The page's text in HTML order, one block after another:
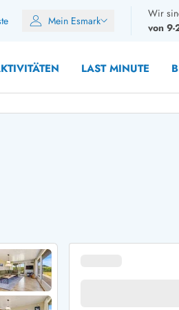
Mein Esmark
Wir
von
LAST MINUTE